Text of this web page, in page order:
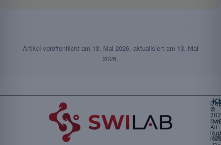
Artikel veröffentlicht am 13. Mai 2026, aktualisiert am 13. Mai
2026.
©
All